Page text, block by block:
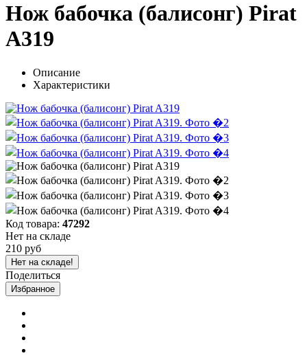
Нож бабочка (балисонг) Pirat
A319
Описание
Характеристики
Код товара: 47292
Нет на складе
210 руб
Нет на складе!
Поделиться
Избранное